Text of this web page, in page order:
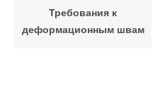
Требования к
деформационным швам